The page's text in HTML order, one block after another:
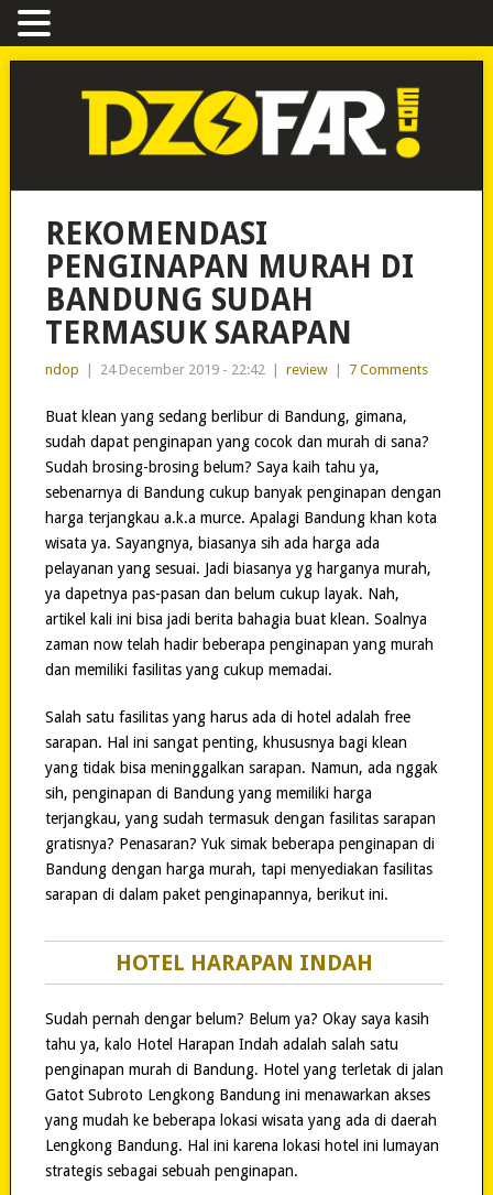
REKOMENDASI
PENGINAPAN MURAH DI
BANDUNG SUDAH
TERMASUK SARAPAN
ndop 24 December 2019 - 22:42 review 7 Comments
Buat klean yang sedang berlibur di Bandung, gimana,
sudah dapat penginapan yang cocok dan murah di sana?
Sudah brosing-brosing belum? Saya kaih tahu ya,
sebenarnya di Bandung cukup banyak penginapan dengan
harga terjangkau a.k.a murce. Apalagi Bandung khan kota
wisata ya. Sayangnya, biasanya sih ada harga ada
pelayanan yang sesuai. Jadi biasanya yg harganya murah,
ya dapetnya pas-pasan dan belum cukup layak. Nah,
artikel kali ini bisa jadi berita bahagia buat klean. Soalnya
zaman now telah hadir beberapa penginapan yang murah
dan memiliki fasilitas yang cukup memadai.
Salah satu fasilitas yang harus ada di hotel adalah free
sarapan. Hal ini sangat penting, khususnya bagi klean
yang tidak bisa meninggalkan sarapan. Namun, ada nggak
sih, penginapan di Bandung yang memiliki harga
terjangkau, yang sudah termasuk dengan fasilitas sarapan
gratisnya? Penasaran? Yuk simak beberapa penginapan di
Bandung dengan harga murah, tapi menyediakan fasilitas
sarapan di dalam paket penginapannya, berikut ini.
HOTEL HARAPAN INDAH
Sudah pernah dengar belum? Belum ya? Okay saya kasih
tahu ya, kalo Hotel Harapan Indah adalah salah satu
penginapan murah di Bandung. Hotel yang terletak di jalan
Gatot Subroto Lengkong Bandung ini menawarkan akses
yang mudah ke beberapa lokasi wisata yang ada di daerah
Lengkong Bandung. Hal ini karena lokasi hotel ini lumayan
strategis sebagai sebuah penginapan.